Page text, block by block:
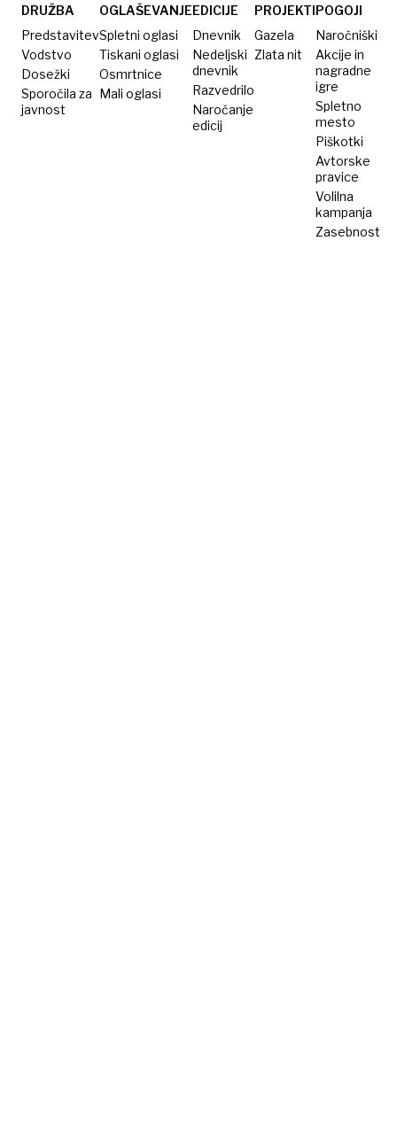
čokolado
krožniku
postane
suho
kot
žagovina
umešana
jajca
bodo
kot iz
hotela
DRUŽBA
Predstavitev
Vodstvo
Dosežki
Sporočila za
javnost
OGLAŠEVANJE
Spletni oglasi
Tiskani oglasi
Osmrtnice
Mali oglasi
EDICIJE
Dnevnik
Nedeljski
dnevnik
Razvedrilo
Naročanje
edicij
PROJEKTI
Gazela
Zlata nit
POGOJI
Naročniški
Akcije in
nagradne
igre
Spletno
mesto
Piškotki
Avtorske
pravice
Volilna
kampanja
Zasebnost